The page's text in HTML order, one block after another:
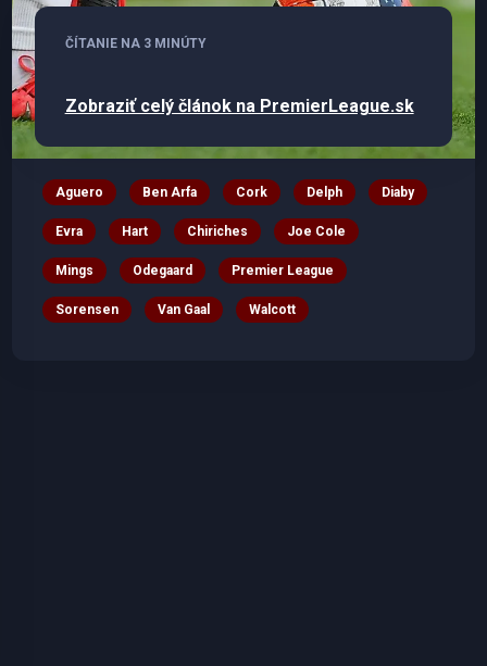
ČÍTANIE NA 3 MINÚTY
Zobraziť celý článok na PremierLeague.sk
Aguero Ben Arfa Cork Delph Diaby
Evra Hart Chiriches Joe Cole
Mings Odegaard Premier League
Sorensen Van Gaal Walcott